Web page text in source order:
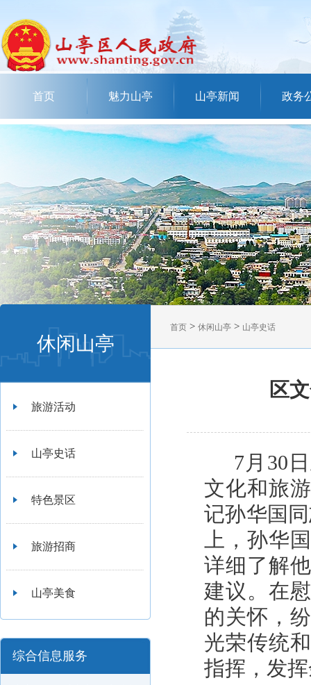
首页 魅力山亭 山亭新闻 政务
休闲山亭
旅游活动
山亭史话
特色景区
旅游招商
山亭美食
综合信息服务
首页 > 休闲山亭 > 山亭史话
区
7月30
文化和旅
记孙华国
上，孙华
详细了解
建议。在
的关怀，
光荣传统
指挥，发